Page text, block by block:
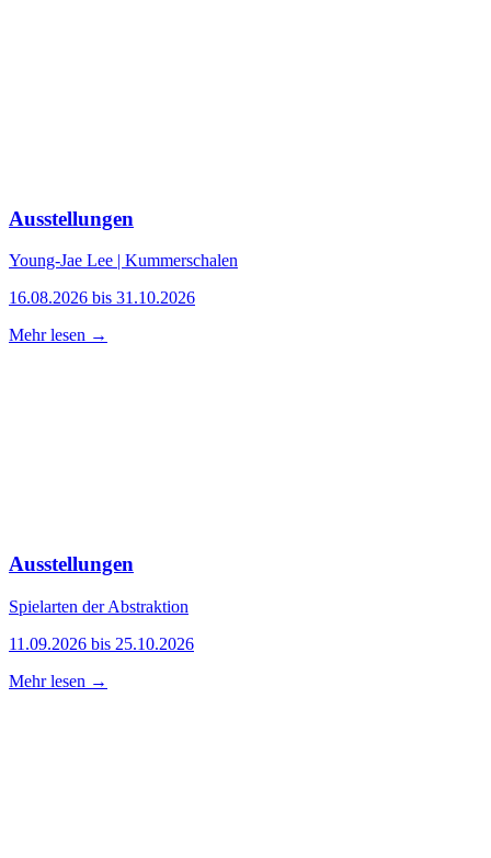
Ausstellungen
Young-Jae Lee | Kummerschalen
16.08.2026 bis 31.10.2026
Mehr lesen →
Ausstellungen
Spielarten der Abstraktion
11.09.2026 bis 25.10.2026
Mehr lesen →